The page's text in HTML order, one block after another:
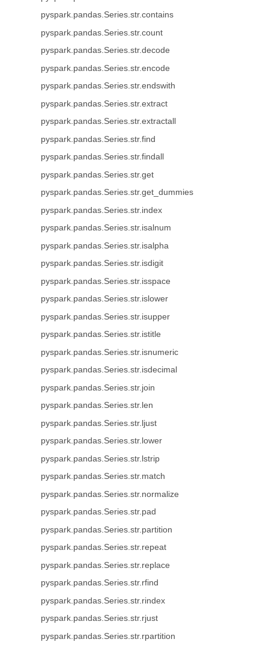
pyspark.pandas.Series.str.contains
pyspark.pandas.Series.str.count
pyspark.pandas.Series.str.decode
pyspark.pandas.Series.str.encode
pyspark.pandas.Series.str.endswith
pyspark.pandas.Series.str.extract
pyspark.pandas.Series.str.extractall
pyspark.pandas.Series.str.find
pyspark.pandas.Series.str.findall
pyspark.pandas.Series.str.get
pyspark.pandas.Series.str.get_dummies
pyspark.pandas.Series.str.index
pyspark.pandas.Series.str.isalnum
pyspark.pandas.Series.str.isalpha
pyspark.pandas.Series.str.isdigit
pyspark.pandas.Series.str.isspace
pyspark.pandas.Series.str.islower
pyspark.pandas.Series.str.isupper
pyspark.pandas.Series.str.istitle
pyspark.pandas.Series.str.isnumeric
pyspark.pandas.Series.str.isdecimal
pyspark.pandas.Series.str.join
pyspark.pandas.Series.str.len
pyspark.pandas.Series.str.ljust
pyspark.pandas.Series.str.lower
pyspark.pandas.Series.str.lstrip
pyspark.pandas.Series.str.match
pyspark.pandas.Series.str.normalize
pyspark.pandas.Series.str.pad
pyspark.pandas.Series.str.partition
pyspark.pandas.Series.str.repeat
pyspark.pandas.Series.str.replace
pyspark.pandas.Series.str.rfind
pyspark.pandas.Series.str.rindex
pyspark.pandas.Series.str.rjust
pyspark.pandas.Series.str.rpartition